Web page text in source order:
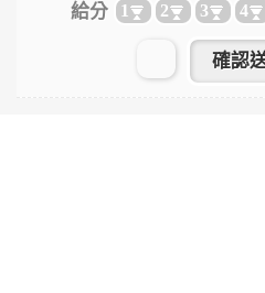
給分 1 2 3 4